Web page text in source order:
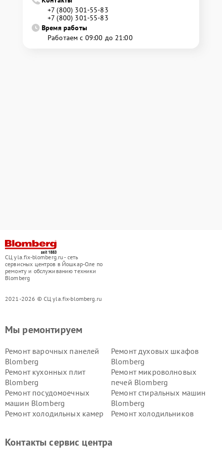
+7 (800) 301-55-83
+7 (800) 301-55-83
Время работы
Работаем с 09:00 до 21:00
СЦ yla.fix-blomberg.ru - сеть
сервисных центров в Йошкар-Оле по
ремонту и обслуживанию техники
Blomberg
2021-2026 © СЦ yla.fix-blomberg.ru
Мы ремонтируем
Ремонт варочных панелей
Blomberg
Ремонт духовых шкафов
Blomberg
Ремонт кухонных плит
Blomberg
Ремонт микроволновых
печей Blomberg
Ремонт посудомоечных
машин Blomberg
Ремонт стиральных машин
Blomberg
Ремонт холодильных камер
Ремонт холодильников
Контакты сервис центра